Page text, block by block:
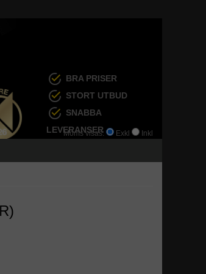
BRA PRISER
STORT UTBUD
SNABBA
LEVERANSER
Moms visas: Exkl Inkl